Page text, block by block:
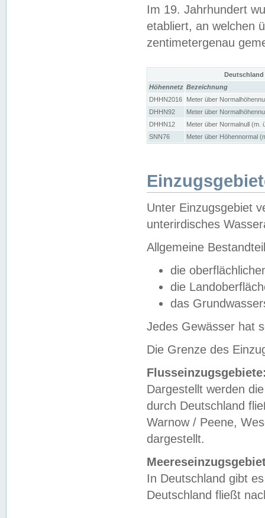
Im 19. Jahrhundert
etabliert, an welchen
zentimetergenau
Höhennetz Bezeichnung
DHHN2016
Meter über
DHHN92
Meter über
DHHN12
Meter über Normalnull (m.
SNN76
Meter über Höhennormal
Unter Einzugsgebiet
unterirdisches
Allgemeine
die
die
das
Jedes Gewässer hat
Die Grenze des
Dargestellt werden
durch Deutschland
Warnow / Peene,
dargestellt.
In Deutschland gibt
Deutschland fließt